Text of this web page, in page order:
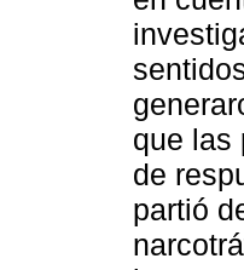
que las
de
partió